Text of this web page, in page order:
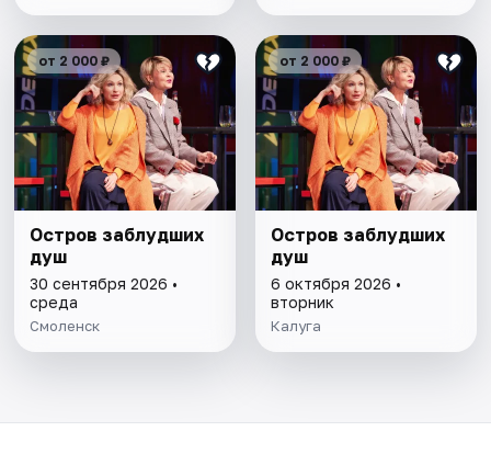
от 2 000 ₽
Остров заблудших
душ
30 сентября 2026 •
среда
Смоленск
от 2 000 ₽
Остров заблудших
душ
6 октября 2026 •
вторник
Калуга